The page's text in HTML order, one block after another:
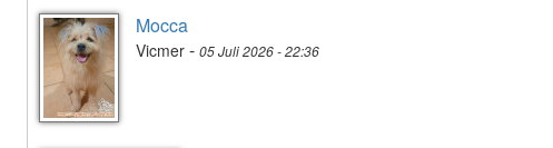
Mocca
Vicmer - 05 Juli 2026 - 22:36